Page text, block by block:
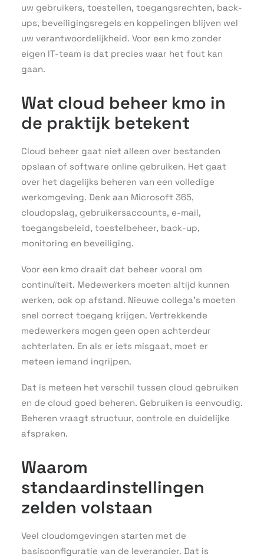
uw gebruikers, toestellen, toegangsrechten, back-
ups, beveiligingsregels en koppelingen blijven wel
uw verantwoordelijkheid. Voor een kmo zonder
eigen IT-team is dat precies waar het fout kan
gaan.
Wat cloud beheer kmo in
de praktijk betekent
Cloud beheer gaat niet alleen over bestanden
opslaan of software online gebruiken. Het gaat
over het dagelijks beheren van een volledige
werkomgeving. Denk aan Microsoft 365,
cloudopslag, gebruikersaccounts, e-mail,
toegangsbeleid, toestelbeheer, back-up,
monitoring en beveiliging.
Voor een kmo draait dat beheer vooral om
continuïteit. Medewerkers moeten altijd kunnen
werken, ook op afstand. Nieuwe collega’s moeten
snel correct toegang krijgen. Vertrekkende
medewerkers mogen geen open achterdeur
achterlaten. En als er iets misgaat, moet er
meteen iemand ingrijpen.
Dat is meteen het verschil tussen cloud gebruiken
en de cloud goed beheren. Gebruiken is eenvoudig.
Beheren vraagt structuur, controle en duidelijke
afspraken.
Waarom
standaardinstellingen
zelden volstaan
Veel cloudomgevingen starten met de
basisconfiguratie van de leverancier. Dat is